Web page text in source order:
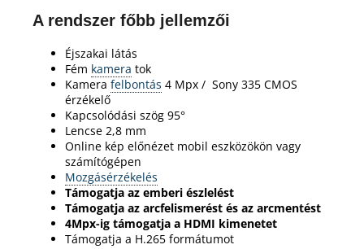
A rendszer főbb jellemzői
Éjszakai látás
Fém kamera tok
Kamera felbontás 4 Mpx / Sony 335 CMOS
érzékelő
Kapcsolódási szög 95°
Lencse 2,8 mm
Online kép előnézet mobil eszközökön vagy
számítógépen
Mozgásérzékelés
Támogatja az emberi észlelést
Támogatja az arcfelismerést és az arcmentést
4Mpx-ig támogatja a HDMI kimenetet
Támogatja a H.265 formátumot